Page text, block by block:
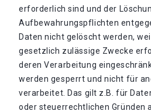
erforderlich sind und der
Aufbewahrungspflichten
Daten nicht gelöscht werden,
gesetzlich zulässige Zwecke
deren Verarbeitung
werden gesperrt und nicht für
verarbeitet. Das gilt z.B. für
oder steuerrechtlichen Gründen